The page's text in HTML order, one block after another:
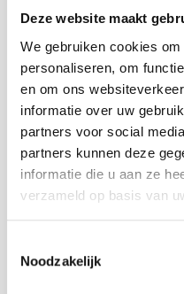
Deze website maakt
We gebruiken cookies
personaliseren, om
en om ons
informatie over uw
partners voor social
partners kunnen deze
informatie die u aan ze
verzameld op basis van
Noodzakelijk
Do you have
without
Dorpsstraat, you
furnished house
belongings from
It is like stepping
grandparents'
1912gives you a
region's people
We look forward